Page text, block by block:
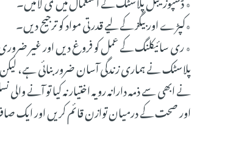
٭کپڑے اور بیگز کے لیے قدرتی مواد کو ترجیح دیں۔
٭ ری سائیکلنگ کے عمل کو فروغ دیں اور غیر
پلاسٹک نے ہماری زندگی آسان ضرور بنائی ہے،
نے ابھی سے ذمہ دارانہ رویہ اختیار نہ کیا تو آنے
اور صحت کے درمیان توازن قائم کریں اور ایک